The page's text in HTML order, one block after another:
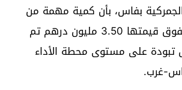
بفاس، بأن كمية مهمة من
البضائع المهربة تفوق قيمتها 3.50 مليون درهم تم
تبودة على مستوى محطة الأداء
غرب.